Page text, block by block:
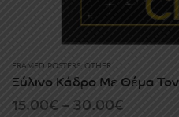
FRAMED POSTERS, OTHER
Ξύλινο Κάδρο Με Θέμα
15.00€–30.00€